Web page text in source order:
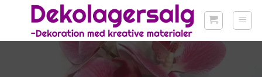
Fortsæt